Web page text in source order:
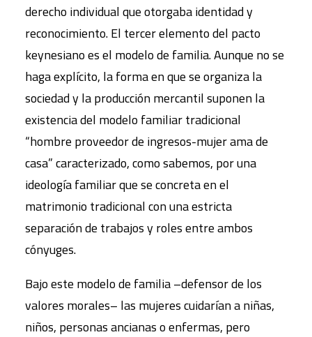
derecho individual que otorgaba identidad y
reconocimiento. El tercer elemento del pacto
keynesiano es el modelo de familia. Aunque no se
haga explícito, la forma en que se organiza la
sociedad y la producción mercantil suponen la
existencia del modelo familiar tradicional
“hombre proveedor de ingresos-mujer ama de
casa” caracterizado, como sabemos, por una
ideología familiar que se concreta en el
matrimonio tradicional con una estricta
separación de trabajos y roles entre ambos
cónyuges.
Bajo este modelo de familia –defensor de los
valores morales– las mujeres cuidarían a niñas,
niños, personas ancianas o enfermas, pero